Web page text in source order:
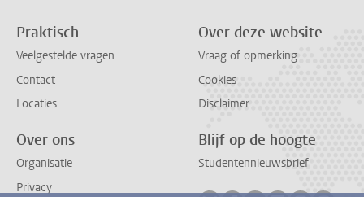
Praktisch
Veelgestelde vragen
Contact
Locaties
Over deze website
Vraag of opmerking
Cookies
Disclaimer
Over ons
Organisatie
Privacy
Blijf op de hoogte
Studentennieuwsbrief